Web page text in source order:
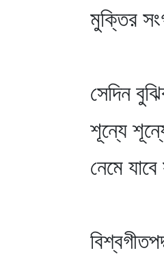
মুক্তির
সেদিন
শূন্যে
নেমে